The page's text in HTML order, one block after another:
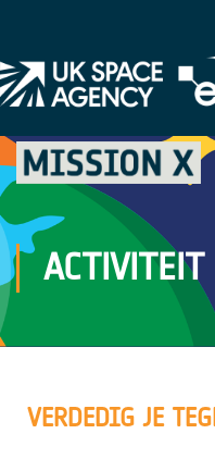
ACTIVITEIT
VERDEDIG JE